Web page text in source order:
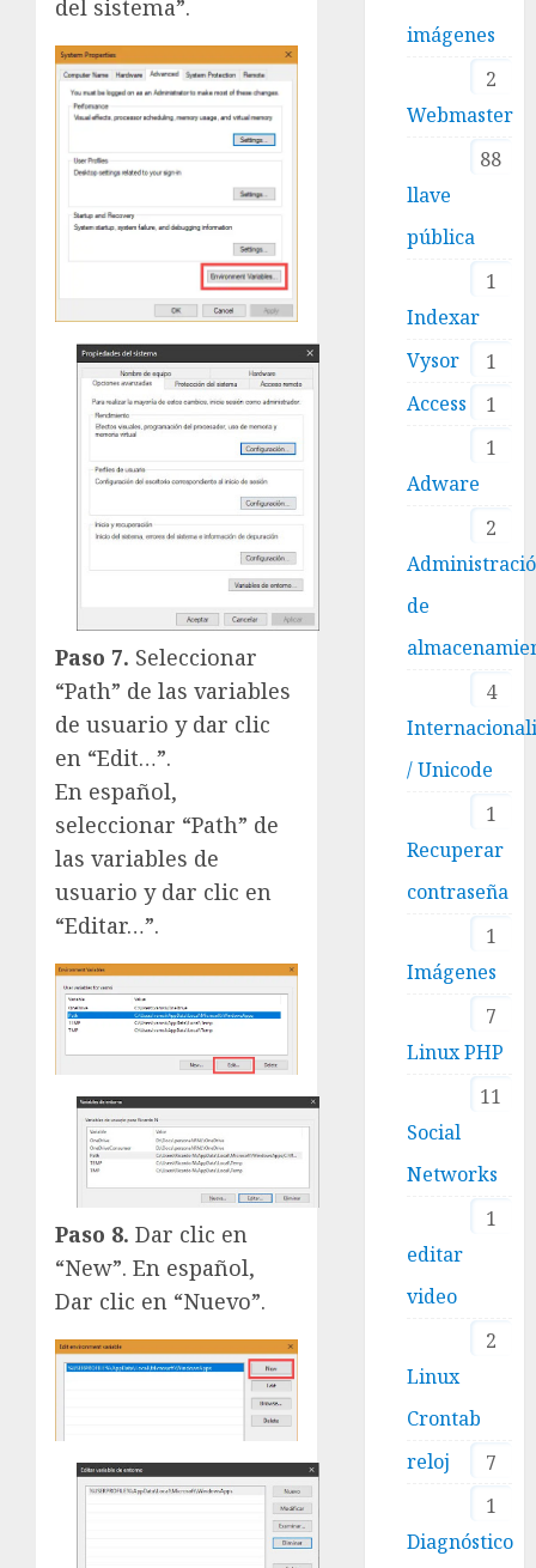
del sistema”.
Paso 7. Seleccionar
“Path” de las variables
de usuario y dar clic
en “Edit…”.
En español,
seleccionar “Path” de
las variables de
usuario y dar clic en
“Editar…”.
Paso 8. Dar clic en
“New”. En español,
Dar clic en “Nuevo”.
imágenes
2
Webmaster
88
llave
pública
1
Indexar
1
Vysor
1
Access
1
Adware
2
de
4
/ Unicode
1
Recuperar
contraseña
1
Imágenes
7
Linux PHP
11
Social
Networks
1
editar
video
2
Linux
Crontab
7
reloj
1
Diagnóstico